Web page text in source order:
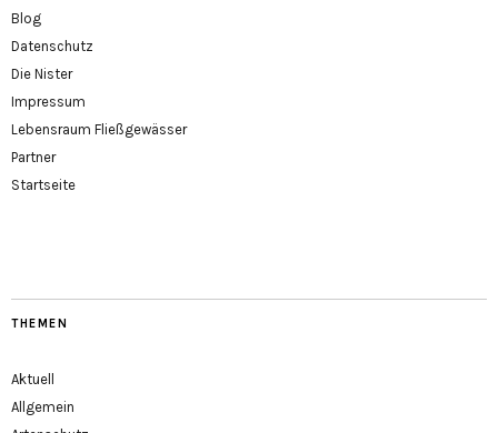
Blog
Datenschutz
Die Nister
Impressum
Lebensraum Fließgewässer
Partner
Startseite
THEMEN
Aktuell
Allgemein